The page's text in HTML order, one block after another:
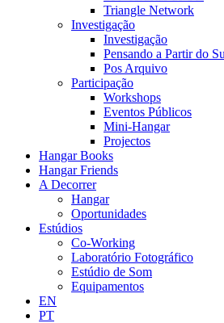
Triangle Network
Investigação
Investigação
Pensando a Partir do
Pos Arquivo
Participação
Workshops
Eventos Públicos
Mini-Hangar
Projectos
Hangar Books
Hangar Friends
A Decorrer
Hangar
Oportunidades
Estúdios
Co-Working
Laboratório Fotográfico
Estúdio de Som
Equipamentos
EN
PT